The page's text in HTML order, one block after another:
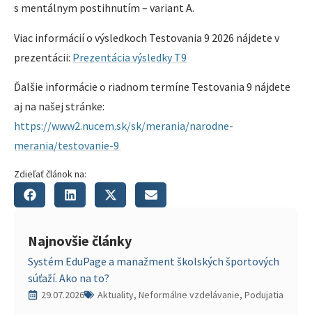
s mentálnym postihnutím – variant A.
Viac informácií o výsledkoch Testovania 9 2026 nájdete v
prezentácii: Prezentácia výsledky T9
Ďalšie informácie o riadnom termíne Testovania 9 nájdete
aj na našej stránke:
https://www2.nucem.sk/sk/merania/narodne-
merania/testovanie-9
Zdieľať článok na:
Najnovšie články
Systém EduPage a manažment školských športových
súťaží. Ako na to?
29.07.2026 Aktuality, Neformálne vzdelávanie, Podujatia